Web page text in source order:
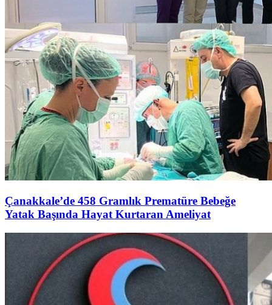
Çanakkale’de 458 Gramlık Prematüre Bebeğe
Yatak Başında Hayat Kurtaran Ameliyat